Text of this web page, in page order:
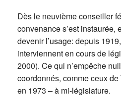
Dès le neuvième conseiller
convenance s’est instaurée,
devenir l’usage: depuis 1919,
interviennent en cours de
2000). Ce qui n’empêche
coordonnés, comme ceux
en 1973 – à mi-législature.